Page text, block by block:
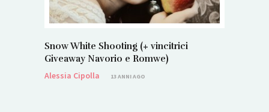
Snow White Shooting (+ vincitrici
Giveaway Navorio e Romwe)
Alessia Cipolla
13 ANNI AGO